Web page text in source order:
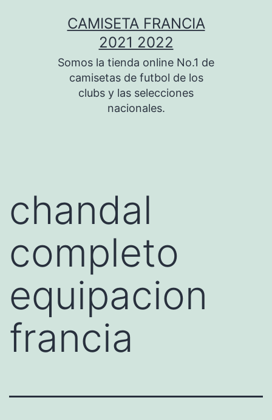
CAMISETA FRANCIA
2021 2022
Somos la tienda online No.1 de
camisetas de futbol de los
clubs y las selecciones
nacionales.
chandal
completo
equipacion
francia